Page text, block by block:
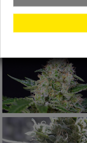
Imagens de